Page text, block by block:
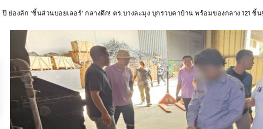
ย่องลัก 'ชิ้นส่วนบอยเลอร์' กลางดึก! ตร.บางละมุง บุกรวบคาบ้าน พร้อมของกลาง 121 ชิ้น!